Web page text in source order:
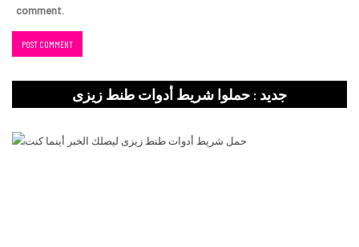
comment.
جديد : حملوا شريط أدوات طنط زيزى